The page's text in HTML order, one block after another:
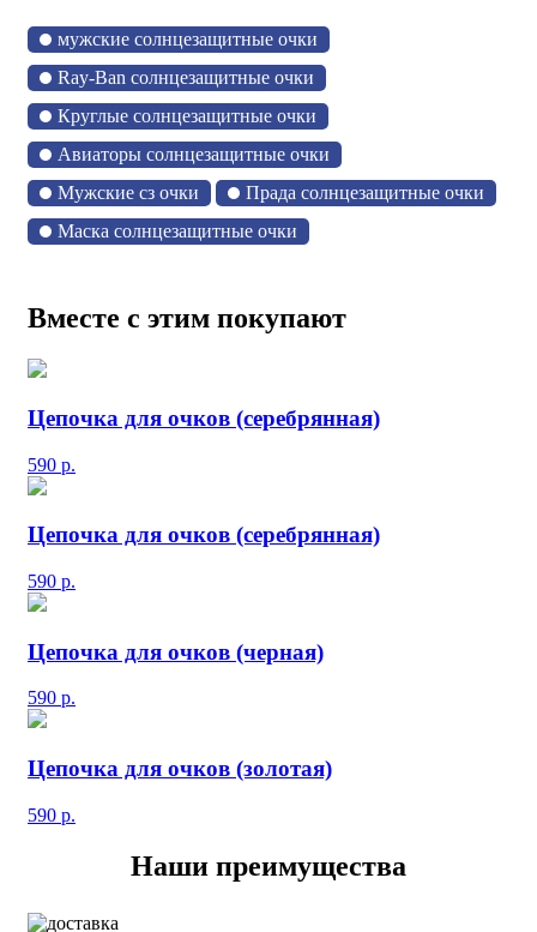
мужские солнцезащитные очки
Ray-Ban солнцезащитные очки
Круглые солнцезащитные очки
Авиаторы солнцезащитные очки
Мужские сз очки
Прада солнцезащитные очки
Маска солнцезащитные очки
Вместе с этим покупают
Цепочка для очков (серебрянная)
590 р.
Цепочка для очков (серебрянная)
590 р.
Цепочка для очков (черная)
590 р.
Цепочка для очков (золотая)
590 р.
Наши преимущества